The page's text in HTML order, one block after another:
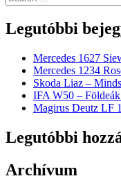
Legutóbbi
Mercedes 1627
Mercedes 1234
Skoda Liaz –
IFA W50 –
Magirus Deutz LF
Legutóbbi
Archívum